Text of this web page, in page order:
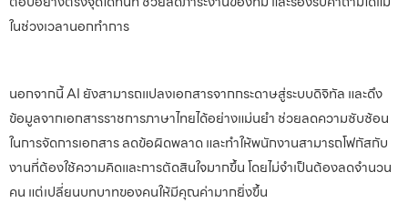
ในช่วงเวลานอกทำการ
นอกจากนี้ AI ยังสามารถแปลงเอกสารจากกระดาษสู่ระบบดิจิทัล และดึง
ข้อมูลจากเอกสารราชการภาษาไทยได้อย่างแม่นยำ ช่วยลดความซับซ้อน
ในการจัดการเอกสาร ลดข้อผิดพลาด และทำให้พนักงานสามารถโฟกัสกับ
งานที่ต้องใช้ความคิดและการตัดสินใจมากขึ้น โดยไม่จำเป็นต้องลดจำนวน
คน แต่เปลี่ยนบทบาทของคนให้มีคุณค่ามากยิ่งขึ้น